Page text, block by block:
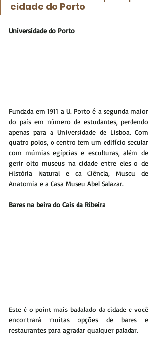
cidade do Porto
Universidade do Porto
Fundada em 1911 a U. Porto é a segunda maior
do país em número de estudantes, perdendo
apenas para a Universidade de Lisboa. Com
quatro polos, o centro tem um edifício secular
com múmias egípcias e esculturas, além de
gerir oito museus na cidade entre eles o de
História Natural e da Ciência, Museu de
Anatomia e a Casa Museu Abel Salazar.
Bares na beira do Cais da Ribeira
Este é o point mais badalado da cidade e você
encontrará muitas opções de bares e
restaurantes para agradar qualquer paladar.